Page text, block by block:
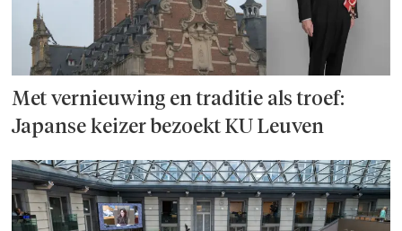
Met vernieuwing en traditie als troef:
Japanse keizer bezoekt KU Leuven